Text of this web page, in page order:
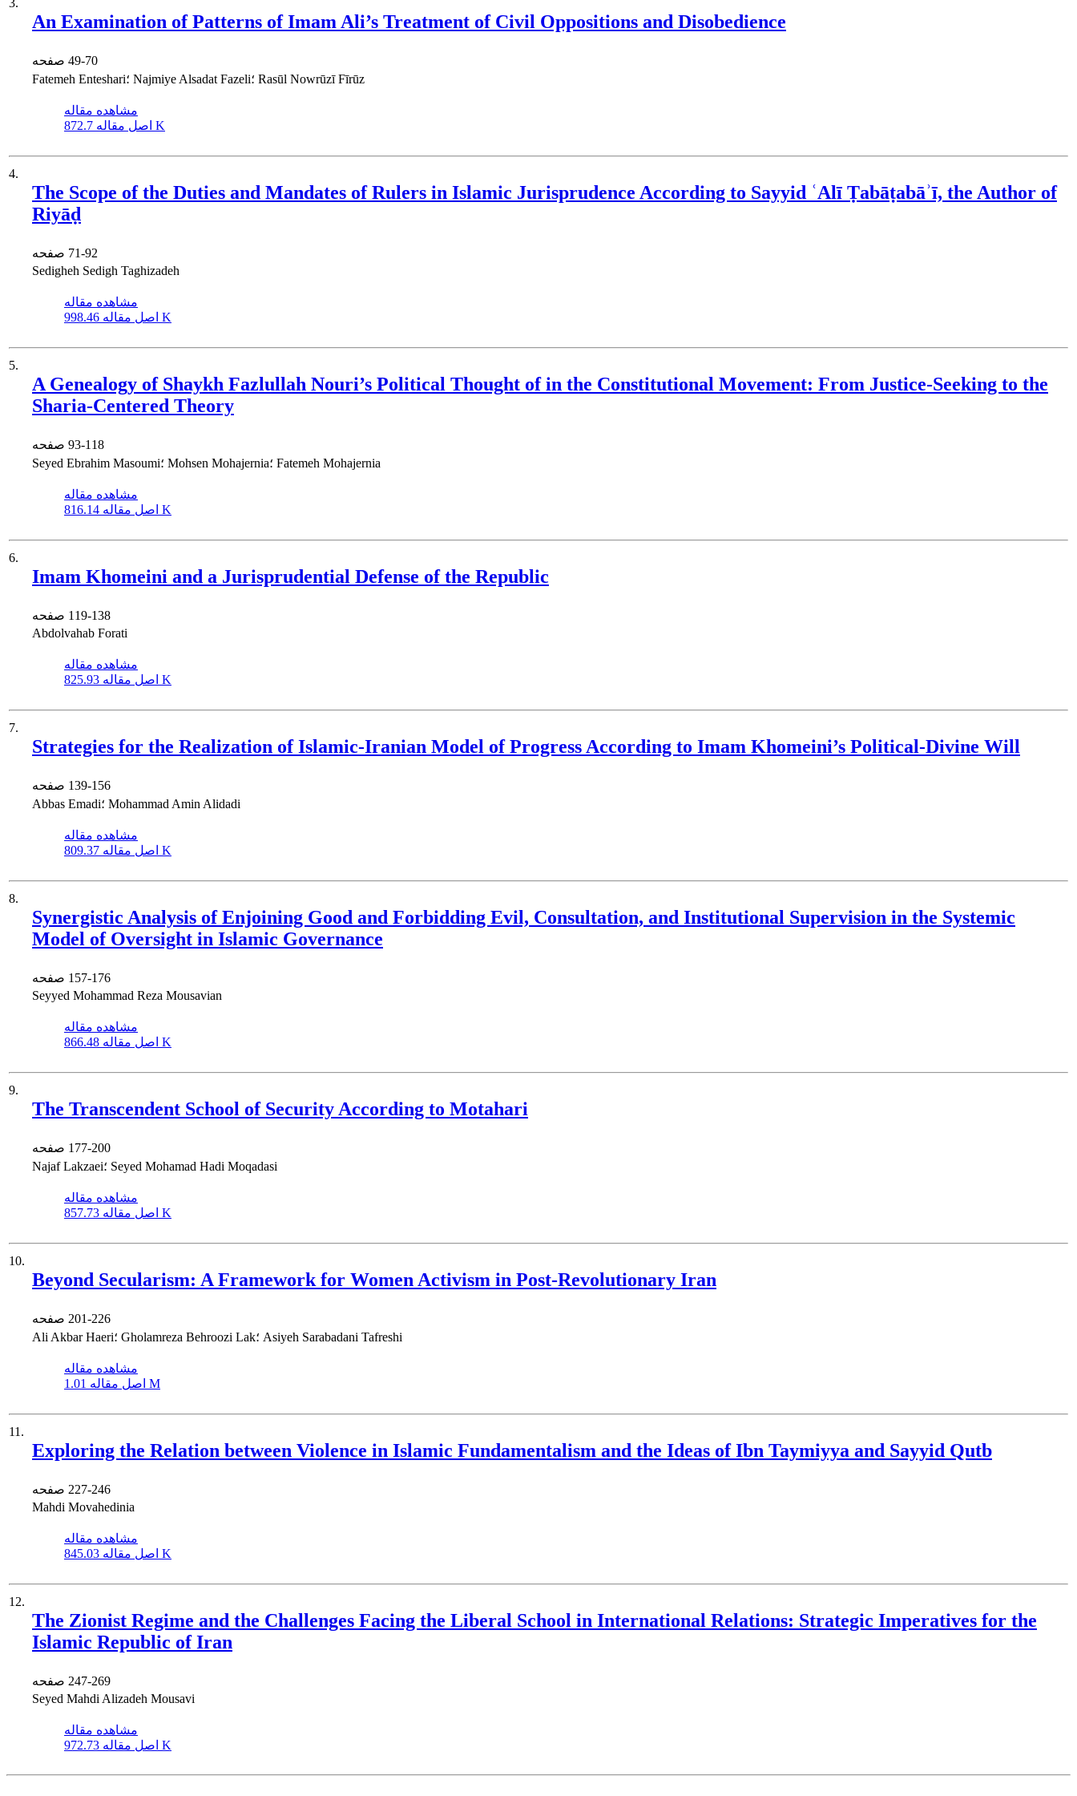
An Examination of Patterns of Imam Ali’s Treatment of Civil Oppositions and Disobedience
49-70
Fatemeh Enteshari؛ Najmiye Alsadat Fazeli؛ Rasūl Nowrūzī Fīrūz
مشاهده مقاله
اصل مقاله 872.7 K
4.
The Scope of the Duties and Mandates of Rulers in Islamic Jurisprudence According to Sayyid ʿAlī Ṭabāṭabāʾī, the Author of
Riyāḍ
71-92
Sedigheh Sedigh Taghizadeh
مشاهده مقاله
اصل مقاله 998.46 K
5.
A Genealogy of Shaykh Fazlullah Nouri’s Political Thought of in the Constitutional Movement: From Justice-Seeking to the
Sharia-Centered Theory
93-118
Seyed Ebrahim Masoumi؛ Mohsen Mohajernia؛ Fatemeh Mohajernia
مشاهده مقاله
اصل مقاله 816.14 K
6.
Imam Khomeini and a Jurisprudential Defense of the Republic
119-138
Abdolvahab Forati
مشاهده مقاله
اصل مقاله 825.93 K
7.
Strategies for the Realization of Islamic-Iranian Model of Progress According to Imam Khomeini’s Political-Divine Will
139-156
Abbas Emadi؛ Mohammad Amin Alidadi
مشاهده مقاله
اصل مقاله 809.37 K
8.
Synergistic Analysis of Enjoining Good and Forbidding Evil, Consultation, and Institutional Supervision in the Systemic
Model of Oversight in Islamic Governance
157-176
Seyyed Mohammad Reza Mousavian
مشاهده مقاله
اصل مقاله 866.48 K
9.
The Transcendent School of Security According to Motahari
177-200
Najaf Lakzaei؛ Seyed Mohamad Hadi Moqadasi
مشاهده مقاله
اصل مقاله 857.73 K
10.
Beyond Secularism: A Framework for Women Activism in Post-Revolutionary Iran
201-226
Ali Akbar Haeri؛ Gholamreza Behroozi Lak؛ Asiyeh Sarabadani Tafreshi
مشاهده مقاله
اصل مقاله 1.01 M
11.
Exploring the Relation between Violence in Islamic Fundamentalism and the Ideas of Ibn Taymiyya and Sayyid Qutb
227-246
Mahdi Movahedinia
مشاهده مقاله
اصل مقاله 845.03 K
12.
The Zionist Regime and the Challenges Facing the Liberal School in International Relations: Strategic Imperatives for the
Islamic Republic of Iran
247-269
Seyed Mahdi Alizadeh Mousavi
مشاهده مقاله
اصل مقاله 972.73 K